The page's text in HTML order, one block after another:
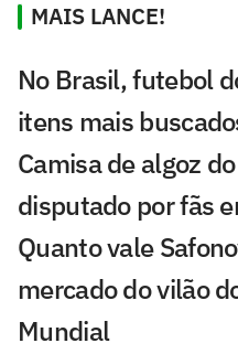
MAIS LANCE!
No Brasil, futebol
itens mais
Camisa de algoz
disputado por fãs
Quanto vale
mercado do vilão
Mundial